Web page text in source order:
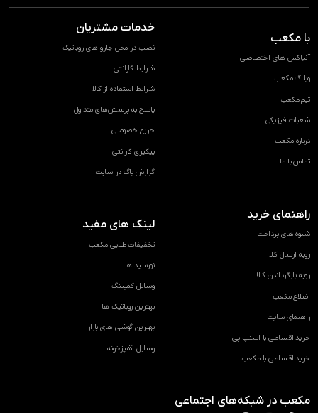
با مکعب
آنباکس های اختصاصی
وبلاگ مکعب
تیم مکعب
شعبات فیزیکی
درباره مکعب
تماس با ما
خدمات مشتریان
نصب در محل جارو های روباتیک
شرایط گارانتی
شرایط استفاده از کالا
پاسخ به پرسش‌های متداول
حریم خصوصی
پیگیری گارانتی
گزارش باگ در سایت
راهنمای خرید
شیوه های پرداخت
رویه ارسال کالا
رویه بازگرداندن کالا
اضلاع مکعب
راهنمای سایت
خرید اقساطی با اسنپ پی
خرید اقساطی با مکعب
لینک های مفید
تخفیفات طلایی مکعب
نورسید ها
وسایل کمپینگ
بهترین روباتیک ها
بهترین گوشی های بازار
وسایل آشپزخونه
مکعب در شبکه‌های اجتماعی